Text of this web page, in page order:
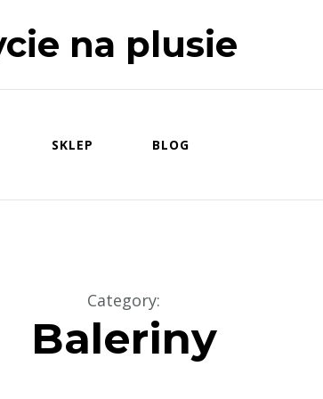
na plusie
SKLEP BLOG
Category:
Baleriny